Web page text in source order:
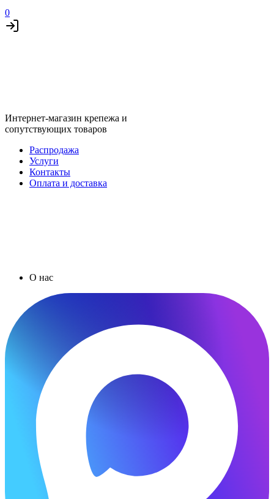
0
Интернет-магазин крепежа и
сопутствующих товаров
Распродажа
Услуги
Контакты
Оплата и доставка
О нас